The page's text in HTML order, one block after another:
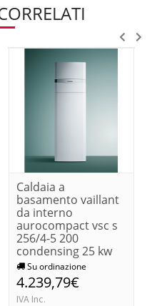
Caldaia a
basamento vaillant
da interno
aurocompact vsc s
256/4-5 200
condensing 25 kw
Su ordinazione
4.239,79€
IVA Inc.